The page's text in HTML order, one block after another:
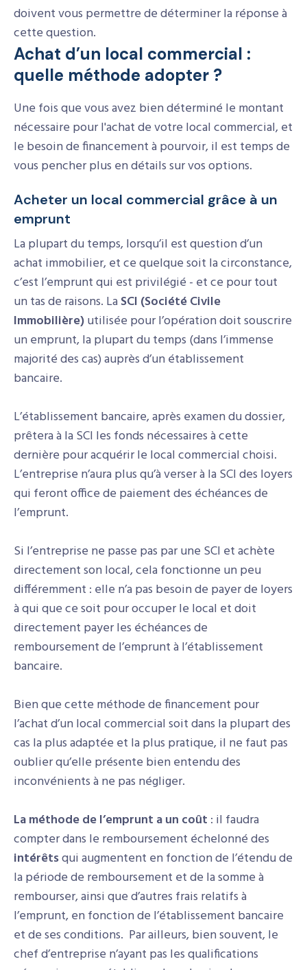
doivent vous permettre de déterminer la réponse à
cette question.
Achat d’un local commercial :
quelle méthode adopter ?
Une fois que vous avez bien déterminé le montant
nécessaire pour l'achat de votre local commercial, et
le besoin de financement à pourvoir, il est temps de
vous pencher plus en détails sur vos options.
Acheter un local commercial grâce à un
emprunt
La plupart du temps, lorsqu’il est question d’un
achat immobilier, et ce quelque soit la circonstance,
c’est l’emprunt qui est privilégié - et ce pour tout
un tas de raisons. LaSCI (Société Civile
Immobilière)utilisée pour l’opération doit souscrire
un emprunt, la plupart du temps (dans l’immense
majorité des cas) auprès d’un établissement
bancaire.
L’établissement bancaire, après examen du dossier,
prêtera à la SCI les fonds nécessaires à cette
dernière pour acquérir le local commercial choisi.
L’entreprise n’aura plus qu’à verser à la SCI des loyers
qui feront office de paiement des échéances de
l’emprunt.
Si l’entreprise ne passe pas par une SCI et achète
directement son local, cela fonctionne un peu
différemment : elle n’a pas besoin de payer de loyers
à qui que ce soit pour occuper le local et doit
directement payer les échéances de
remboursement de l’emprunt à l’établissement
bancaire.
Bien que cette méthode de financement pour
l’achat d’un local commercial soit dans la plupart des
cas la plus adaptée et la plus pratique, il ne faut pas
oublier qu’elle présente bien entendu des
inconvénients à ne pas négliger.
La méthode de l’emprunt a un coût : il faudra
compter dans le remboursement échelonné des
intérêtsqui augmentent en fonction de l’étendu de
la période de remboursement et de la somme à
rembourser, ainsi que d’autres frais relatifs à
l’emprunt, en fonction de l’établissement bancaire
et de ses conditions. Par ailleurs, bien souvent, le
chef d’entreprise n’ayant pas les qualifications